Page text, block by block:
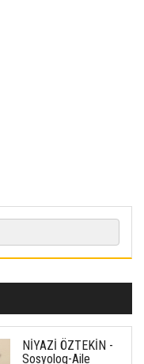
NİYAZİ ÖZTEKİN -
Sosyolog-Aile